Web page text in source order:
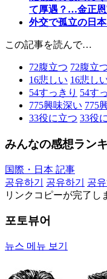
て厚遇？…金正
外交で孤立の日
この記事を読んで…
72腹立つ 72腹立
16悲しい 16悲し
54すっきり 54す
775興味深い 775
33役に立つ 33役
みんなの感想ラン
国際・日本 記事
공유하기
공유하기 공유
リンクコピーが完了し
포토뷰어
뉴스 메뉴 보기